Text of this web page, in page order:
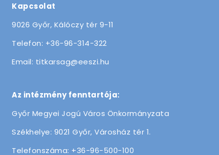
Kapcsolat
9026 Győr, Kálóczy tér 9-11
Telefon: +36-96-314-322
Email: titkarsag@eeszi.hu
Az intézmény fenntartója:
Győr Megyei Jogú Város Önkormányzata
Székhelye: 9021 Győr, Városház tér 1.
Telefonszáma: +36-96-500-100